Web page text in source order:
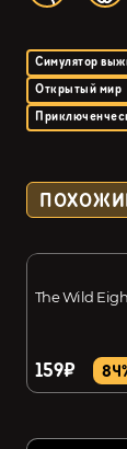
Симулятор
Открытый мир
The Wild
159₽